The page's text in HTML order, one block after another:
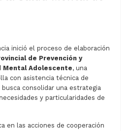
inició el proceso de elaboración
de Prevención y
Mental Adolescente, una
con asistencia técnica de
busca consolidar una estrategia
y particularidades de
en las acciones de cooperación